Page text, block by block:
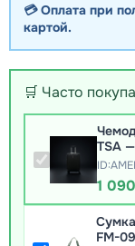
💳 Оплата при
картой.
🛒 Часто
TSA
1
FM-